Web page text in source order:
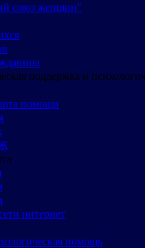
союз женщин”
поддержка и
помощи
интернет
помощь